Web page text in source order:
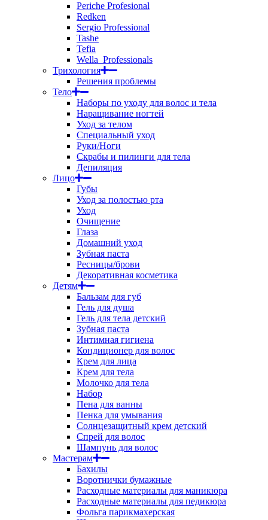
Periche Profesional
Redken
Sergio Professional
Tashe
Tefia
Wella_Professionals
Трихология
Решения проблемы
Тело
Наборы по уходу для волос и тела
Наращивание ногтей
Уход за телом
Специальный уход
Руки/Ноги
Скрабы и пилинги для тела
Депиляция
Лицо
Губы
Уход за полостью рта
Уход
Очищение
Глаза
Домашний уход
Зубная паста
Ресницы/брови
Декоративная косметика
Детям
Бальзам для губ
Гель для душа
Гель для тела детский
Зубная паста
Интимная гигиена
Кондиционер для волос
Крем для лица
Крем для тела
Молочко для тела
Набор
Пена для ванны
Пенка для умывания
Солнцезащитный крем детский
Спрей для волос
Шампунь для волос
Мастерам
Бахилы
Воротнички бумажные
Расходные материалы для маникюра
Расходные материалы для педикюра
Фольга парикмахерская